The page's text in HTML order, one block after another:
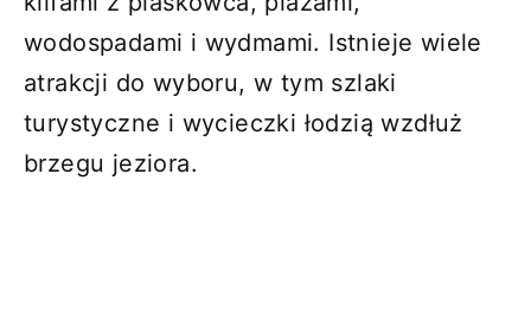
wodospadami i wydmami. Istnieje wiele
atrakcji do wyboru, w tym szlaki
turystyczne i wycieczki łodzią wzdłuż
brzegu jeziora.